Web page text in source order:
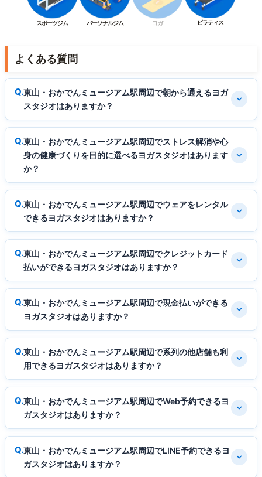
スポーツジム パーソナルジム ヨガ ピラティス
よくある質問
東山・おかでんミュージアム駅周辺で朝から通えるヨガ
スタジオはありますか？
東山・おかでんミュージアム駅周辺でストレス解消や心
身の健康づくりを目的に選べるヨガスタジオはあります
か？
東山・おかでんミュージアム駅周辺でウェアをレンタル
できるヨガスタジオはありますか？
東山・おかでんミュージアム駅周辺でクレジットカード
払いができるヨガスタジオはありますか？
東山・おかでんミュージアム駅周辺で現金払いができる
ヨガスタジオはありますか？
東山・おかでんミュージアム駅周辺で系列の他店舗も利
用できるヨガスタジオはありますか？
東山・おかでんミュージアム駅周辺でWeb予約できるヨ
ガスタジオはありますか？
東山・おかでんミュージアム駅周辺でLINE予約できるヨ
ガスタジオはありますか？